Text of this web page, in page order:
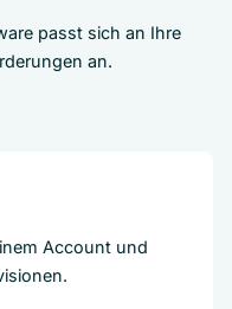
passt sich an Ihre
an.
Account und